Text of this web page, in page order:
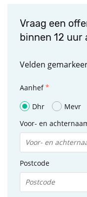
Vraag een
binnen 12 uur
Velden
Aanhef
Dhr
Mevr
Voor- en
Postcode